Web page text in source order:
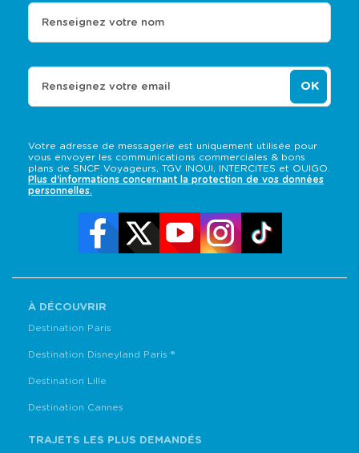
Votre adresse de messagerie est uniquement utilisée pour
vous envoyer les communications commerciales & bons
plans de SNCF Voyageurs, TGV INOUI, INTERCITES et OUIGO.
Plus d'informations concernant la protection de vos données
personnelles.
Renseignez votre nom
Renseignez votre email OK
À DÉCOUVRIR
Destination Paris
Destination Disneyland Paris ®
Destination Lille
Destination Cannes
TRAJETS LES PLUS DEMANDÉS